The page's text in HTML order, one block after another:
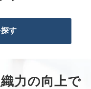
す
力の向上で